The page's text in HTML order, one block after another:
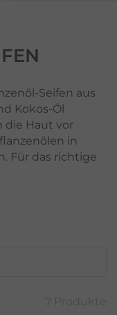
Seifen aus
Kokos-Öl
die Haut vor
in
Für das richtige